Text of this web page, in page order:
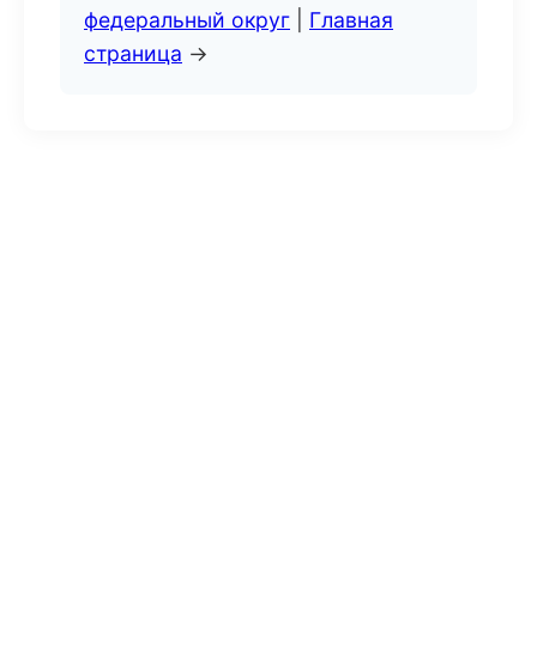
федеральный округ
Главная
страница →